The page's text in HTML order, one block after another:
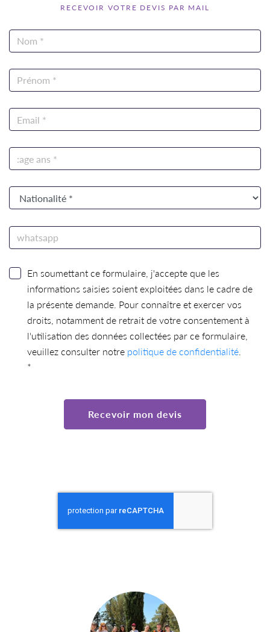
RECEVOIR VOTRE DEVIS PAR MAIL
En soumettant ce formulaire, j'accepte que les
informations saisies soient exploitées dans le cadre de
la présente demande. Pour connaître et exercer vos
droits, notamment de retrait de votre consentement à
l'utilisation des données collectées par ce formulaire,
veuillez consulter notre politique de confidentialité.
*
Recevoir mon devis